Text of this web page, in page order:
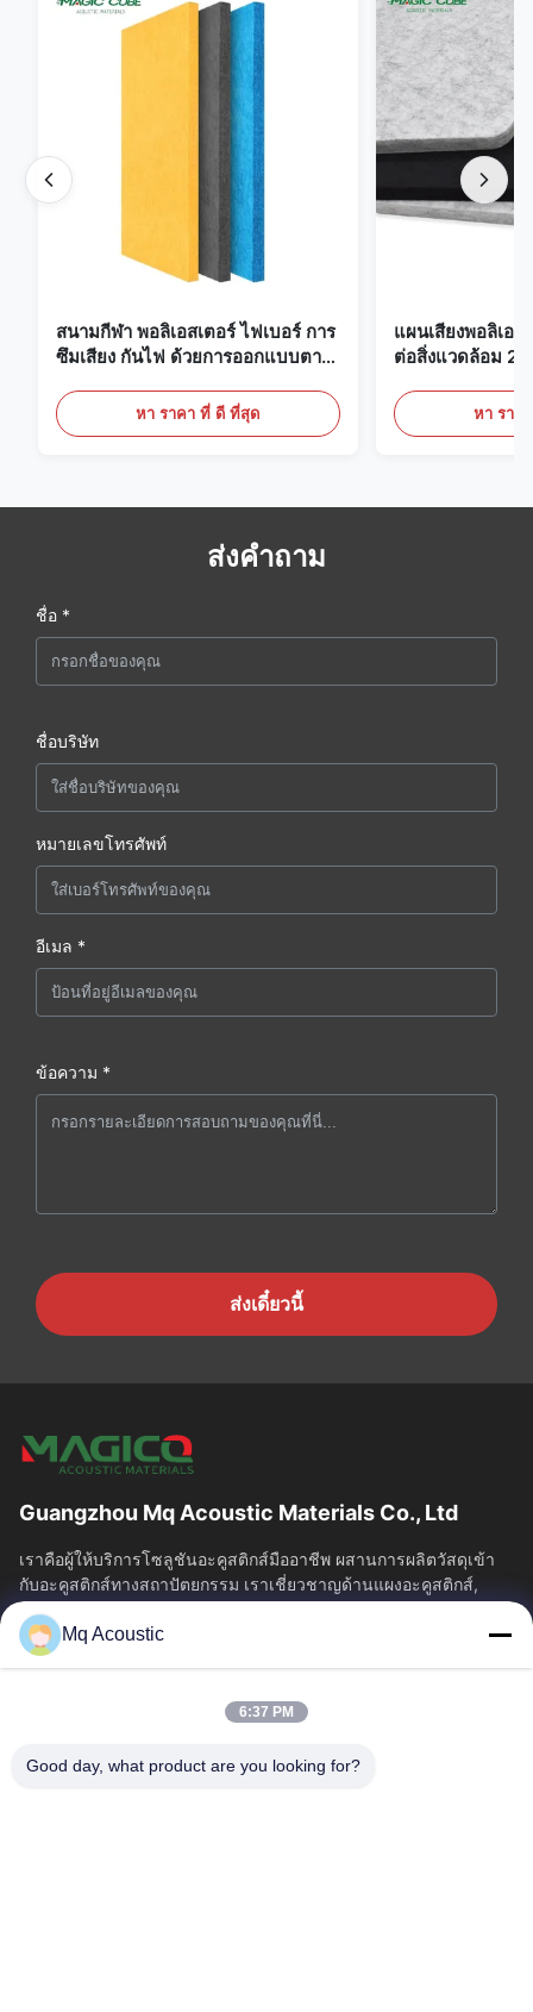
สนามกีฬา พอลิเอสเตอร์ ไฟเบอร์ การ
ซึมเสียง กันไฟ ด้วยการออกแบบตาม
หา ราคา ที่ ดี ที่สุด
แผนเสียงพอลิเอส
ต่อสิ่งแวดล้อม
หา ราค
ส่งคำถาม
ชื่อ *
ชื่อบริษัท
หมายเลขโทรศัพท์
อีเมล *
ข้อความ *
ส่งเดี๋ยวนี้
Guangzhou Mq Acoustic Materials Co., Ltd
เราคือผู้ให้บริการโซลูชันอะคูสติกส์มืออาชีพ ผสานการผลิตวัสดุเข้า
กับอะคูสติกส์ทางสถาปัตยกรรม เราเชี่ยวชาญด้านแผงอะคูสติกส์,
Bass Traps...
ลิงค์เร็ว
เกี่ยวกับเรา
ทัวร์โรงงาน
การควบคุมคุณภาพ
Mq Acoustic
6:37 PM
Good day, what product are you looking for?